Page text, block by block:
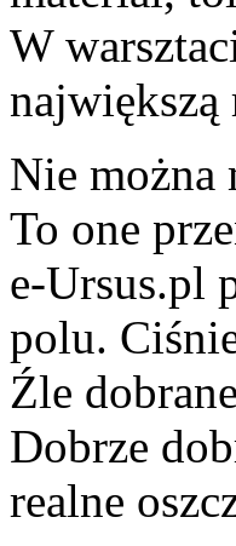
W
największą
Nie można
To one
e-Ursus.pl
polu.
Źle
Dobrze
realne